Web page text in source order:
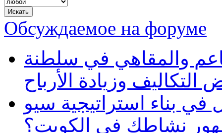
Обсуждаемое на форуме
والمقاهي في سلطنة
وزيادة الأرباح
بناء استراتيجية سيو
نشاطك في الكويت؟